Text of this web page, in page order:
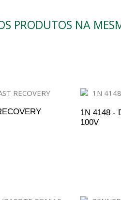
PRODUTOS NA
1N 4148 -
100V